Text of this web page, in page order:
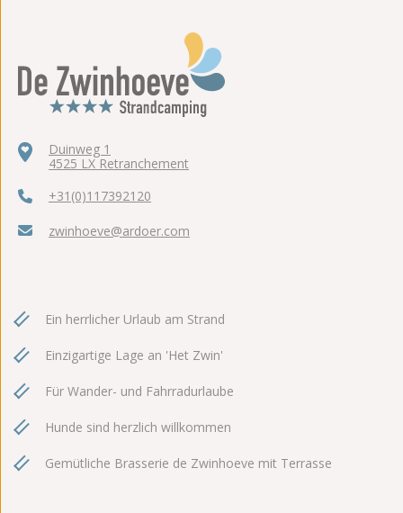
Duinweg 1
4525 LX Retranchement
+31(0)117392120
zwinhoeve@ardoer.com
Ein herrlicher Urlaub am Strand
Einzigartige Lage an 'Het Zwin'
Für Wander- und Fahrradurlaube
Hunde sind herzlich willkommen
Gemütliche Brasserie de Zwinhoeve mit Terrasse